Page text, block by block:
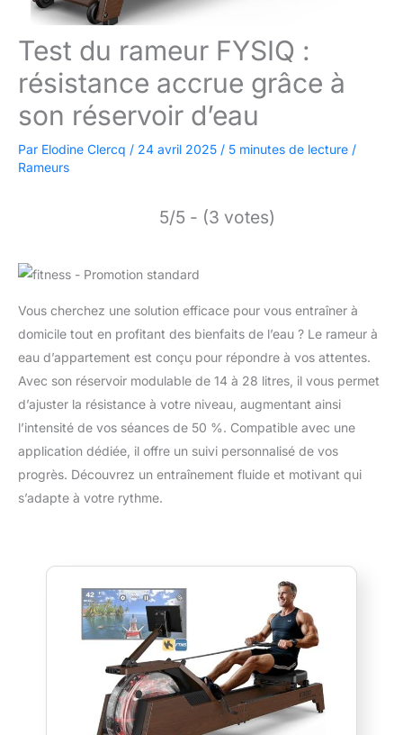
Test du rameur FYSIQ :
résistance accrue grâce à
son réservoir d’eau
Par Elodine Clercq / 24 avril 2025 / 5 minutes de lecture /
Rameurs
5/5 - (3 votes)
Vous cherchez une solution efficace pour vous entraîner à
domicile tout en profitant des bienfaits de l’eau ? Le rameur à
eau d’appartement est conçu pour répondre à vos attentes.
Avec son réservoir modulable de 14 à 28 litres, il vous permet
d’ajuster la résistance à votre niveau, augmentant ainsi
l’intensité de vos séances de 50 %. Compatible avec une
application dédiée, il offre un suivi personnalisé de vos
progrès. Découvrez un entraînement fluide et motivant qui
s’adapte à votre rythme.